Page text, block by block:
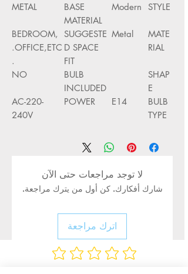
STYLE
Modern
BASE
MATERIAL
METAL
MATE
RIAL
Metal
SUGGESTE
D SPACE
FIT
BEDROOM,
OFFICE,ETC.
.
SHAP
E
BULB
INCLUDED
NO
BULB
TYPE
E14
POWER
AC-220-
240V
لا توجد مراجعات حتى الآن
شارك أفكارك. كن أول من يترك مراجعة.
اترك مراجعة